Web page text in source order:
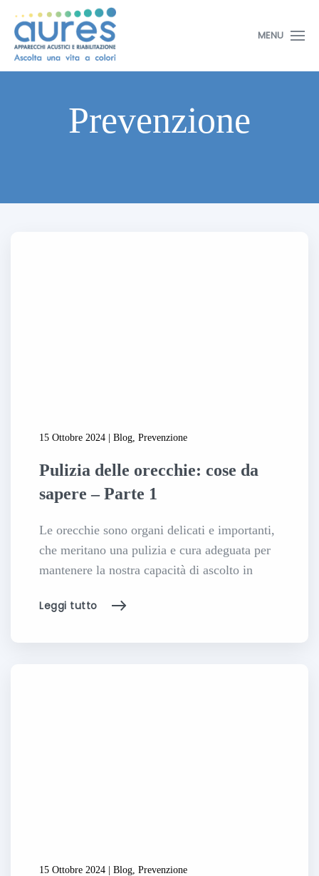
MENU
Prevenzione
15 Ottobre 2024 | Blog, Prevenzione
Pulizia delle orecchie: cose da
sapere – Parte 1
Le orecchie sono organi delicati e importanti,
che meritano una pulizia e cura adeguata per
mantenere la nostra capacità di ascolto in
Leggi tutto
15 Ottobre 2024 | Blog, Prevenzione